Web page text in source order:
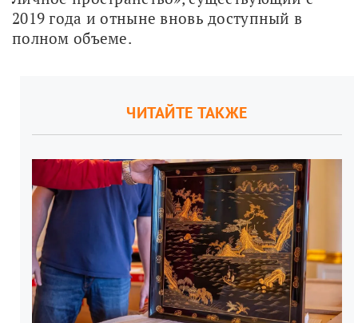
2019 года и отныне вновь доступный в
полном объеме.
ЧИТАЙТЕ ТАКЖЕ